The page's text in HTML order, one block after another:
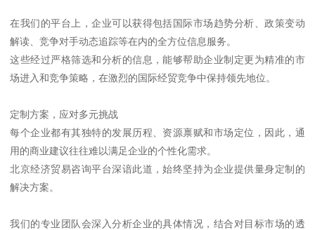
在我们的平台上，企业可以获得包括国际市场趋势分析、政策变动
解读、竞争对手动态追踪等在内的全方位信息服务。
这些经过严格筛选和分析的信息，能够帮助企业制定更为精准的市
场进入和竞争策略，在激烈的国际经贸竞争中保持领先地位。
定制方案，应对多元挑战
每个企业都有其独特的发展历程、资源禀赋和市场定位，因此，通
用的商业建议往往难以满足企业的个性化需求。
北京经济贸易咨询平台深谙此道，始终坚持为企业提供量身定制的
解决方案。
我们的专业团队会深入分析企业的具体情况，结合对目标市场的透